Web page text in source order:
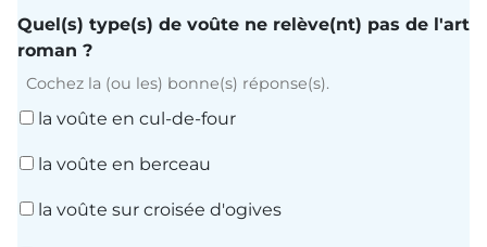
Quel(s) type(s) de voûte ne relève(nt) pas de l'art
roman ?
Cochez la (ou les) bonne(s) réponse(s).
la voûte en cul-de-four
la voûte en berceau
la voûte sur croisée d'ogives